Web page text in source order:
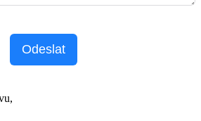
Odeslat